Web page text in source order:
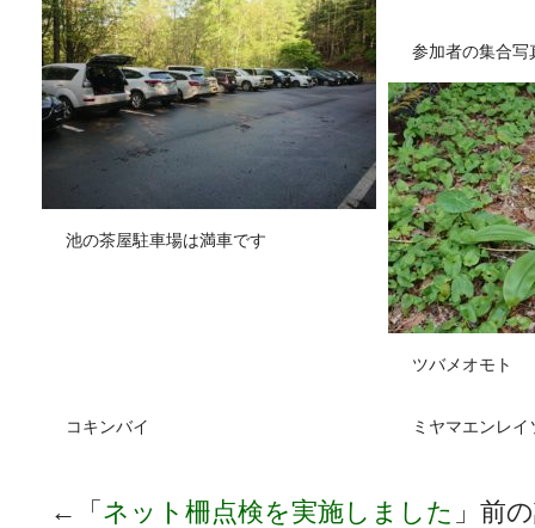
池の茶屋駐車場は満車です
参加者の集合写
ツバメオモト
コキンバイ ミヤマエンレイ
←「 ネット柵点検を実施しました 」前